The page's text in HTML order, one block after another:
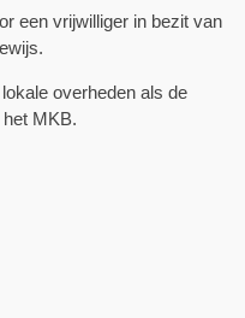
een vrijwilliger in bezit van
overheden als de
MKB.